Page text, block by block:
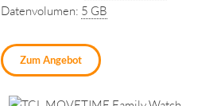
Datenvolumen: 5 GB
Zum Angebot